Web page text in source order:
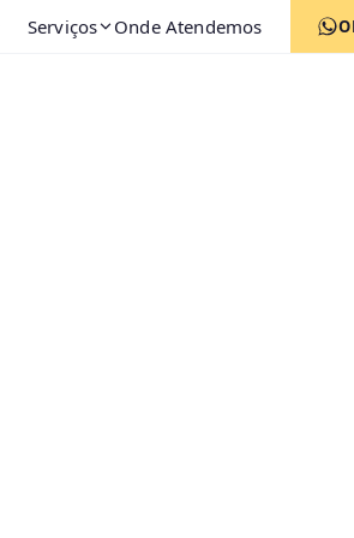
Serviços Onde Atendemos